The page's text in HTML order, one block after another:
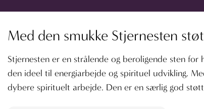
Med den smukke Stjernesten
Stjernesten er en strålende og beroligende sten
den ideel til energiarbejde og spirituel udvikling.
dybere spirituelt arbejde. Den er en særlig god